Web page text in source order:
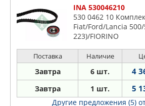
INA 530046210
530 0462 10
Fiat/Ford/Lancia
223)/FIORINO
(169)/PUNTO (188)/
PUNTO (199)/PUNTO
EVO/SIENA/STRADA
Поставка Наличие
Завтра 6 шт. 4
Завтра 1 шт. 5
Другие предложения (5)